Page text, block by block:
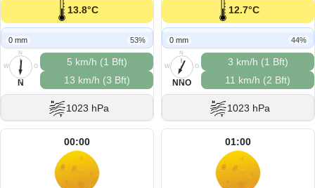
13.8°C
0 mm 53%
N
O
S
W
N
5 km/h (1 Bft)
13 km/h (3 Bft)
1023 hPa
12.7°C
0 mm 44%
N
O
S
W
NNO
3 km/h (1 Bft)
11 km/h (2 Bft)
1023 hPa
00:00 01:00